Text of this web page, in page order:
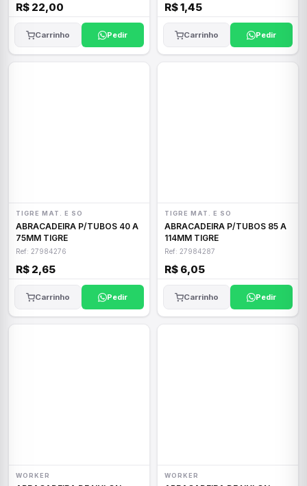
R$ 22,00
Carrinho Pedir
R$ 1,45
Carrinho Pedir
TIGRE MAT. E SO
ABRACADEIRA P/TUBOS 40 A
75MM TIGRE
Ref: 27984276
R$ 2,65
Carrinho Pedir
TIGRE MAT. E SO
ABRACADEIRA P/TUBOS 85 A
114MM TIGRE
Ref: 27984287
R$ 6,05
Carrinho Pedir
WORKER WORKER